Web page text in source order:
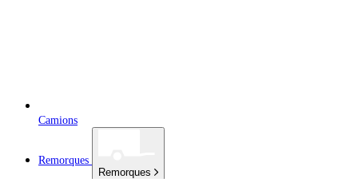
Camions
Remorques
Remorques